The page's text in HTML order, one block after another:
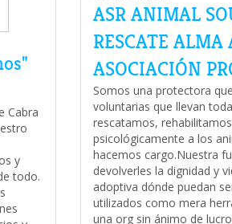
Cabra
y
todo.
ASR ANIMAL
RESCATE
ASOCIACIÓN
Somos una protectora
voluntarias que llevan
rescatamos,
psicológicamente a los
hacemos cargo.Nuestra
devolverles la dignidad y
adoptiva dónde puedan
utilizados como mera
una org sin ánimo de